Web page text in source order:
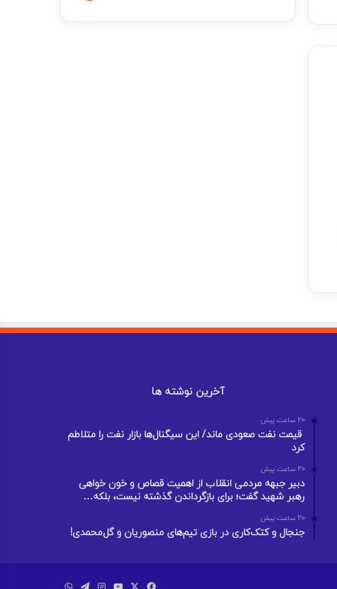
آخرین نوشته ها
20 ساعت پیش
قیمت نفت صعودی ماند/ این سیگنال‌ها بازار نفت را متلاطم
کرد
20 ساعت پیش
دبیر جبهه مردمی انقلاب از اهمیت قصاص و خون خواهی
رهبر شهید گفت؛ برای بازگرداندن گذشته نیست، بلکه…
20 ساعت پیش
جنجال و کتک‌کاری در بازی تیم‌های منصوریان و گل‌محمدی!
فیسبوک
ایکسیوتیوباینستاگرام
تلگرامواتس